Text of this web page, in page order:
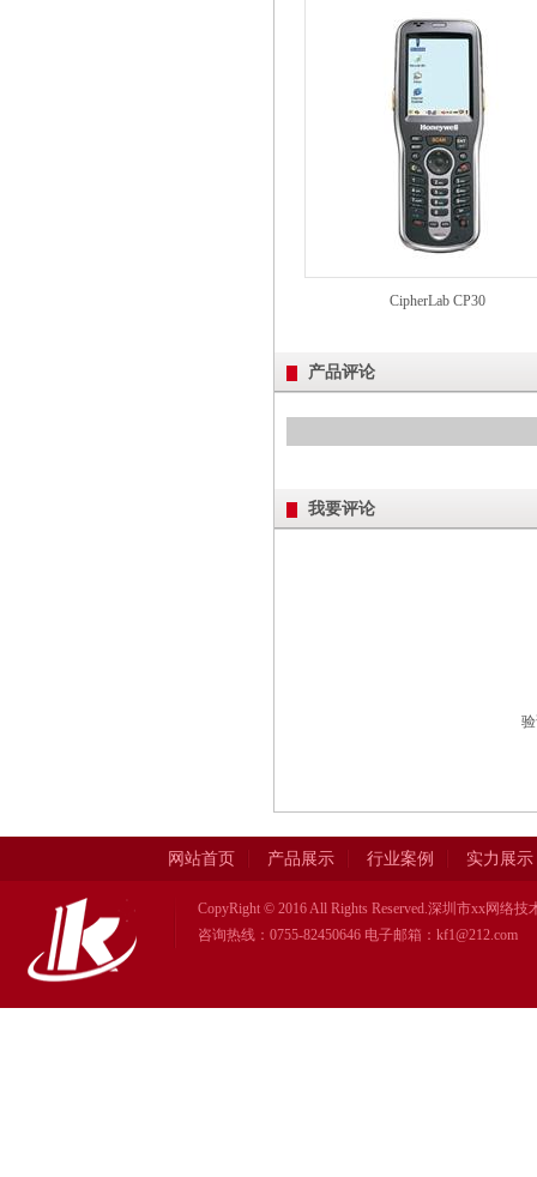
CipherLab CP30
产品评论
我要评论
网站首页 产品展示 行业案例 实力展示
CopyRight © 2016 All Rights Reserved.深圳市xx网络技
咨询热线：0755-82450646 电子邮箱：kf1@212.com